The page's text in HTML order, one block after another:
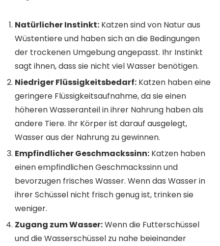
Natürlicher Instinkt: Katzen sind von Natur aus
Wüstentiere und haben sich an die Bedingungen
der trockenen Umgebung angepasst. Ihr Instinkt
sagt ihnen, dass sie nicht viel Wasser benötigen.
Niedriger Flüssigkeitsbedarf: Katzen haben eine
geringere Flüssigkeitsaufnahme, da sie einen
höheren Wasseranteil in ihrer Nahrung haben als
andere Tiere. Ihr Körper ist darauf ausgelegt,
Wasser aus der Nahrung zu gewinnen.
Empfindlicher Geschmackssinn: Katzen haben
einen empfindlichen Geschmackssinn und
bevorzugen frisches Wasser. Wenn das Wasser in
ihrer Schüssel nicht frisch genug ist, trinken sie
weniger.
Zugang zum Wasser:Wenn die Futterschüssel
und die Wasserschüssel zu nahe beieinander